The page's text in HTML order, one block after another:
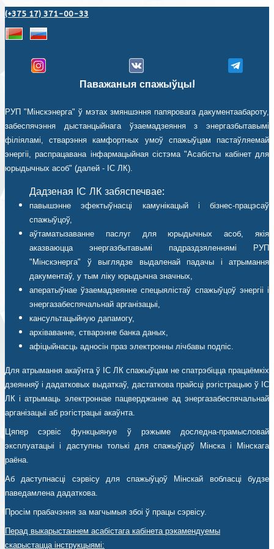
(+375 17) 371-00-33
Паважаныя спажыўцы!
РУП "Мінскэнерга" ў мэтах змяншэння папяровага дакументаабароту,
забеспячэння дыстанцыйнага ўзаемадзеяння з энергазбытавымі
філіяламі, стварэння камфортных умоў спажыўцам пастаўляемай
энергіі, распрацавана інфармацыйная сістэма "Асабісты кабінет для
юрыдычных асоб" (далей - ІС ЛК).
Дадзеная ІС ЛК забяспечвае:
павышэнне эфектыўнасці камунікацый і бізнес-працэсаў
спажыўцоў,
аўтаматызаванне паслуг для юрыдычных асоб, якія
аказваюцца энергазбытавымі падраздзяленнямі РУП
"Мінскэнерга" ў выглядзе выдаленай падачы і атрымання
дакументаў, у тым ліку юрыдычна значных,
аператыўнае ўзаемадзеянне спецыялістаў спажыўцоў энергіі і
энергазабеспячальнай арганізацыі,
кансультацыйную дапамогу,
архіваванне, стварэнне банка даных,
афіцыйнасць адносін праз электронны лічбавы подпіс.
Для атрымання акаўнта ў ІС ЛК спажыўцам не спатрэбіцца працаёмкіх
дзеянняў і дадатковых выдаткаў, дастаткова прайсці рэгістрацыю ў ІС
ЛК і атрымаць электроннае пацверджанне ад энергазабеспячальнай
арганізацыі аб рэгістрацыі акаўнта.
Цяпер сэрвіс функцыянуе ў рэжыме доследна-прамысловай
эксплуатацыі і даступны толькі для спажыўцоў Мінска і Мінскага
раёна.
Аб даступнасці сэрвісу для спажыўцоў Мінскай вобласці будзе
паведамлена дадаткова.
Просім прабачэння за магчымыя збоі ў працы сэрвісу.
Перад выкарыстаннем асабістага кабінета рэкамендуемы
скарыстацца інструкцыямі: